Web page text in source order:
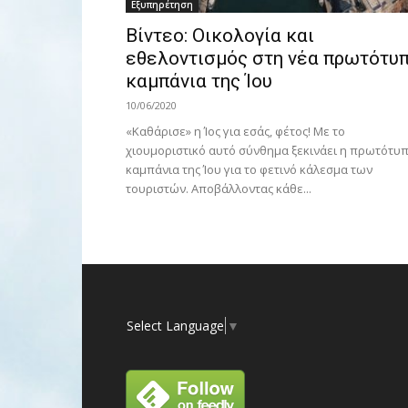
Εξυπηρέτηση
Βίντεο: Οικολογία και
εθελοντισμός στη νέα
καμπάνια της Ίου
10/06/2020
«Καθάρισε» η Ίος για εσάς, φέτος! Με το
χιουμοριστικό αυτό σύνθημα ξεκινάει η
καμπάνια της Ίου για το φετινό κάλεσμα των
τουριστών. Αποβάλλοντας κάθε...
Select Language ▼